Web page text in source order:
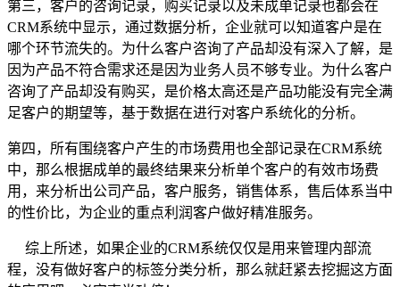
第三，客户的咨询记录，购买记录以及未成单记录也都会在
CRM系统中显示，通过数据分析，企业就可以知道客户是在
哪个环节流失的。为什么客户咨询了产品却没有深入了解，是
因为产品不符合需求还是因为业务人员不够专业。为什么客户
咨询了产品却没有购买，是价格太高还是产品功能没有完全满
足客户的期望等，基于数据在进行对客户系统化的分析。
第四，所有围绕客户产生的市场费用也全部记录在CRM系统
中，那么根据成单的最终结果来分析单个客户的有效市场费
用，来分析出公司产品，客户服务，销售体系，售后体系当中
的性价比，为企业的重点利润客户做好精准服务。
综上所述，如果企业的CRM系统仅仅是用来管理内部流
程，没有做好客户的标签分类分析，那么就赶紧去挖掘这方面